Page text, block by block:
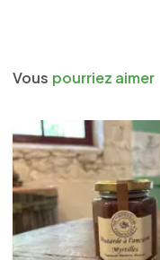
Vous pourriez aimer